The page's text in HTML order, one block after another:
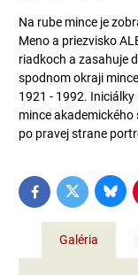
Na rube mince je
Meno a priezvisko
riadkoch a zasahuje
spodnom okraji
1921 - 1992.
mince
po pravej strane
FacebookTwitter
Galéria